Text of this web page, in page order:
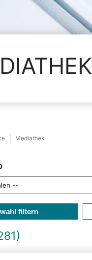
Mediathek
filtern